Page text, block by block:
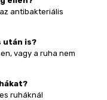
antibakteriális
után is?
vagy a ruha nem
ruháknál